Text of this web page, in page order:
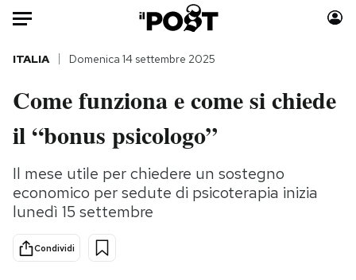
Auto
HOME
Italia
Politica
Tecnologia
Scienza
Moda
Consumismi
Storie/Idee
ITALIA Domenica 14 settembre 2025
Come funziona e come si chiede
il “bonus psicologo”
Il mese utile per chiedere un sostegno
economico per sedute di psicoterapia inizia
lunedì 15 settembre
Condividi